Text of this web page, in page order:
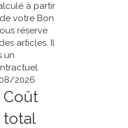
à partir
votre Bon
réserve
articles. Il
un
2026
Coût
total